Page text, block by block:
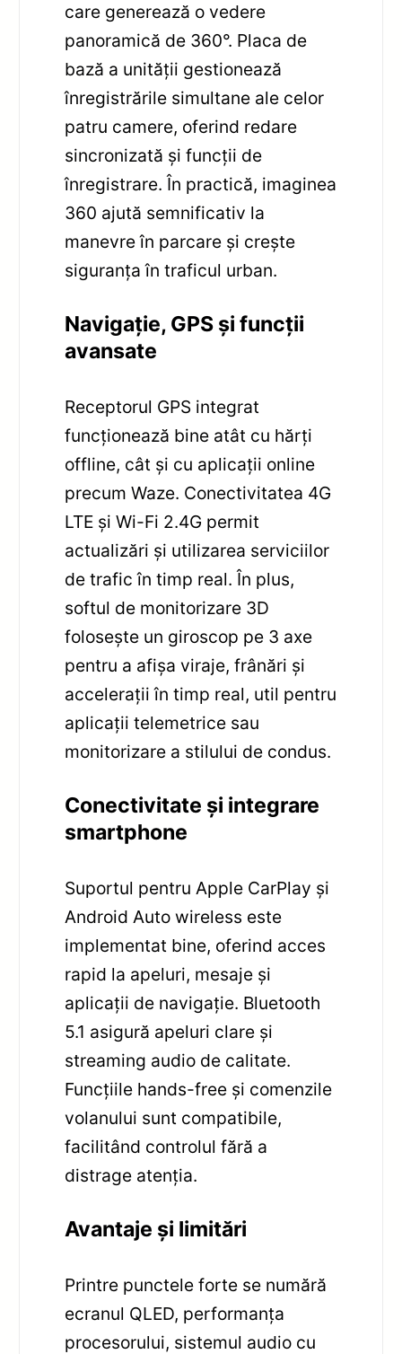
care generează o vedere
panoramică de 360°. Placa de
bază a unității gestionează
înregistrările simultane ale celor
patru camere, oferind redare
sincronizată și funcții de
înregistrare. În practică, imaginea
360 ajută semnificativ la
manevre în parcare și crește
siguranța în traficul urban.
Navigație, GPS și funcții
avansate
Receptorul GPS integrat
funcționează bine atât cu hărți
offline, cât și cu aplicații online
precum Waze. Conectivitatea 4G
LTE și Wi-Fi 2.4G permit
actualizări și utilizarea serviciilor
de trafic în timp real. În plus,
softul de monitorizare 3D
folosește un giroscop pe 3 axe
pentru a afișa viraje, frânări și
accelerații în timp real, util pentru
aplicații telemetrice sau
monitorizare a stilului de condus.
Conectivitate și integrare
smartphone
Suportul pentru Apple CarPlay și
Android Auto wireless este
implementat bine, oferind acces
rapid la apeluri, mesaje și
aplicații de navigație. Bluetooth
5.1 asigură apeluri clare și
streaming audio de calitate.
Funcțiile hands-free și comenzile
volanului sunt compatibile,
facilitând controlul fără a
distrage atenția.
Avantaje și limitări
Printre punctele forte se numără
ecranul QLED, performanța
procesorului, sistemul audio cu